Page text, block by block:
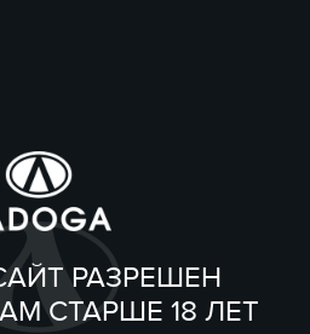
РАЗРЕШЕН
СТАРШЕ 18 ЛЕТ